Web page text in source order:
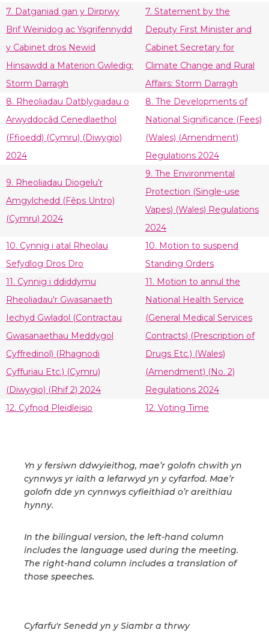
7. Datganiad gan y Dirprwy
Brif Weinidog ac Ysgrifennydd
y Cabinet dros Newid
Hinsawdd a Materion Gwledig:
Storm Darragh
7. Statement by the
Deputy First Minister and
Cabinet Secretary for
Climate Change and Rural
Affairs: Storm Darragh
8. Rheoliadau Datblygiadau o
Arwyddocâd Cenedlaethol
(Ffioedd) (Cymru) (Diwygio)
2024
8. The Developments of
National Significance (Fees)
(Wales) (Amendment)
Regulations 2024
9. Rheoliadau Diogelu’r
Amgylchedd (Fêps Untro)
(Cymru) 2024
9. The Environmental
Protection (Single-use
Vapes) (Wales) Regulations
2024
10. Cynnig i atal Rheolau
Sefydlog Dros Dro
10. Motion to suspend
Standing Orders
11. Cynnig i ddiddymu
Rheoliadau'r Gwasanaeth
Iechyd Gwladol (Contractau
Gwasanaethau Meddygol
Cyffredinol) (Rhagnodi
Cyffuriau Etc.) (Cymru)
(Diwygio) (Rhif 2) 2024
11. Motion to annul the
National Health Service
(General Medical Services
Contracts) (Prescription of
Drugs Etc.) (Wales)
(Amendment) (No. 2)
Regulations 2024
12. Cyfnod Pleidleisio
12. Voting Time
Yn y fersiwn ddwyieithog, mae’r golofn chwith yn
cynnwys yr iaith a lefarwyd yn y cyfarfod. Mae’r
golofn dde yn cynnwys cyfieithiad o’r areithiau
hynny.
In the bilingual version, the left-hand column
includes the language used during the meeting.
The right-hand column includes a translation of
those speeches.
Cyfarfu'r Senedd yn y Siambr a thrwy